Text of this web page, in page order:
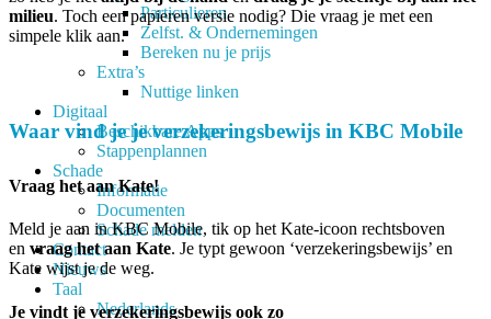
Particulieren
Zelfst. & Ondernemingen
Bereken nu je prijs
Extra’s
Nuttige linken
Digitaal
Beschikbare Apps
Stappenplannen
Schade
Informatie
Documenten
Schade melden
Contact
Nieuws
Taal
Nederlands
milieu. Toch een papieren versie nodig? Die vraag je met een
simpele klik aan.
Waar vind je je verzekeringsbewijs in KBC Mobile
Vraag het aan Kate!
Meld je aan in KBC Mobile, tik op het Kate-icoon rechtsboven
en vraag het aan Kate. Je typt gewoon ‘verzekeringsbewijs’ en
Kate wijst je de weg.
Je vindt je verzekeringsbewijs ook zo